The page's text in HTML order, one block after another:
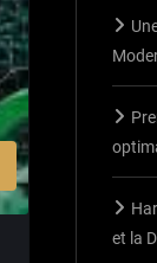
et la